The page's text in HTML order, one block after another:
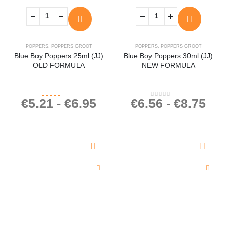
POPPERS, POPPERS GROOT
Blue Boy Poppers 25ml (JJ)
OLD FORMULA
4.47 out of 5
€5.21 - €6.95
POPPERS, POPPERS GROOT
Blue Boy Poppers 30ml (JJ)
NEW FORMULA
0out of 5
€6.56 - €8.75